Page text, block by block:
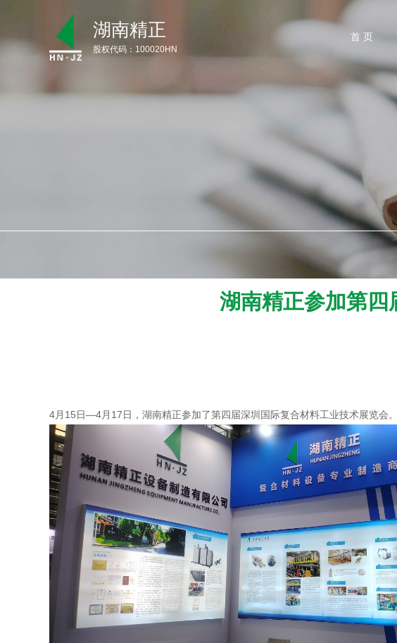
湖南精正
股权代码：100020HN
关于我们
联系我们
首 页
湖南精正参加第四
4月15日—4月17日，湖南精正参加了第四届深圳国际复合材料工业技术展览会。